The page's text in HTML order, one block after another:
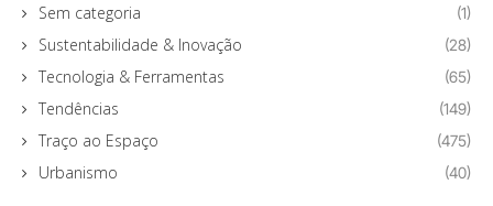
Sem categoria (1)
Sustentabilidade & Inovação (28)
Tecnologia & Ferramentas (65)
Tendências (149)
Traço ao Espaço (475)
Urbanismo (40)